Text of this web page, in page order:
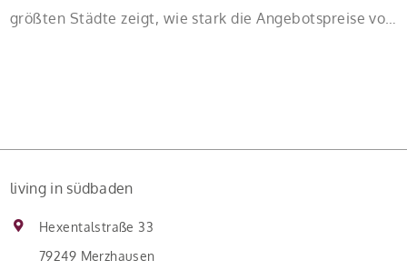
größten Städte zeigt, wie stark die Angebotspreise von
living in südbaden
Hexentalstraße 33
79249 Merzhausen